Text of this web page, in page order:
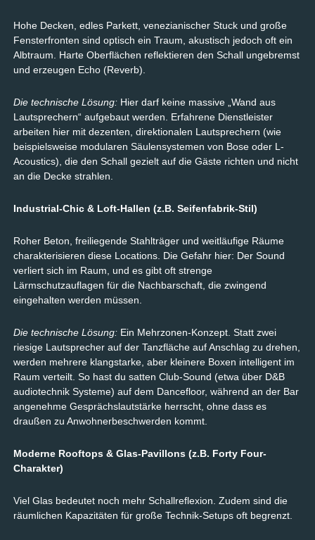
Hohe Decken, edles Parkett, venezianischer Stuck und große
Fensterfronten sind optisch ein Traum, akustisch jedoch oft ein
Albtraum. Harte Oberflächen reflektieren den Schall ungebremst
und erzeugen Echo (Reverb).
Die technische Lösung:Hier darf keine massive „Wand aus
Lautsprechern“ aufgebaut werden. Erfahrene Dienstleister
arbeiten hier mit dezenten, direktionalen Lautsprechern (wie
beispielsweise modularen Säulensystemen von Bose oder L-
Acoustics), die den Schall gezielt auf die Gäste richten und nicht
an die Decke strahlen.
Industrial-Chic & Loft-Hallen (z.B. Seifenfabrik-Stil)
Roher Beton, freiliegende Stahlträger und weitläufige Räume
charakterisieren diese Locations. Die Gefahr hier: Der Sound
verliert sich im Raum, und es gibt oft strenge
Lärmschutzauflagen für die Nachbarschaft, die zwingend
eingehalten werden müssen.
Die technische Lösung:Ein Mehrzonen-Konzept. Statt zwei
riesige Lautsprecher auf der Tanzfläche auf Anschlag zu drehen,
werden mehrere klangstarke, aber kleinere Boxen intelligent im
Raum verteilt. So hast du satten Club-Sound (etwa über D&B
audiotechnik Systeme) auf dem Dancefloor, während an der Bar
angenehme Gesprächslautstärke herrscht, ohne dass es
draußen zu Anwohnerbeschwerden kommt.
Moderne Rooftops & Glas-Pavillons (z.B. Forty Four-
Charakter)
Viel Glas bedeutet noch mehr Schallreflexion. Zudem sind die
räumlichen Kapazitäten für große Technik-Setups oft begrenzt.